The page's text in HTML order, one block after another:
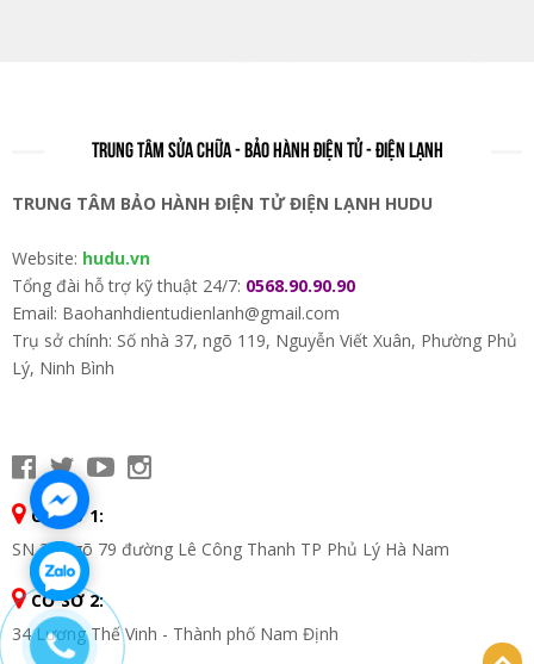
TRUNG TÂM SỬA CHỮA - BẢO HÀNH ĐIỆN TỬ - ĐIỆN LẠNH
TRUNG TÂM BẢO HÀNH ĐIỆN TỬ ĐIỆN LẠNH HUDU
Website: hudu.vn
Tổng đài hỗ trợ kỹ thuật 24/7: 0568.90.90.90
Email: Baohanhdientudienlanh@gmail.com
Trụ sở chính: Số nhà 37, ngõ 119, Nguyễn Viết Xuân, Phường Phủ
Lý, Ninh Bình
CƠ SỞ 1:
SN 37 ngõ 79 đường Lê Công Thanh TP Phủ Lý Hà Nam
CƠ SỞ 2:
34 Lương Thế Vinh - Thành phố Nam Định